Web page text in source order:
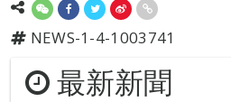
NEWS-1-4-1003741
最新新聞